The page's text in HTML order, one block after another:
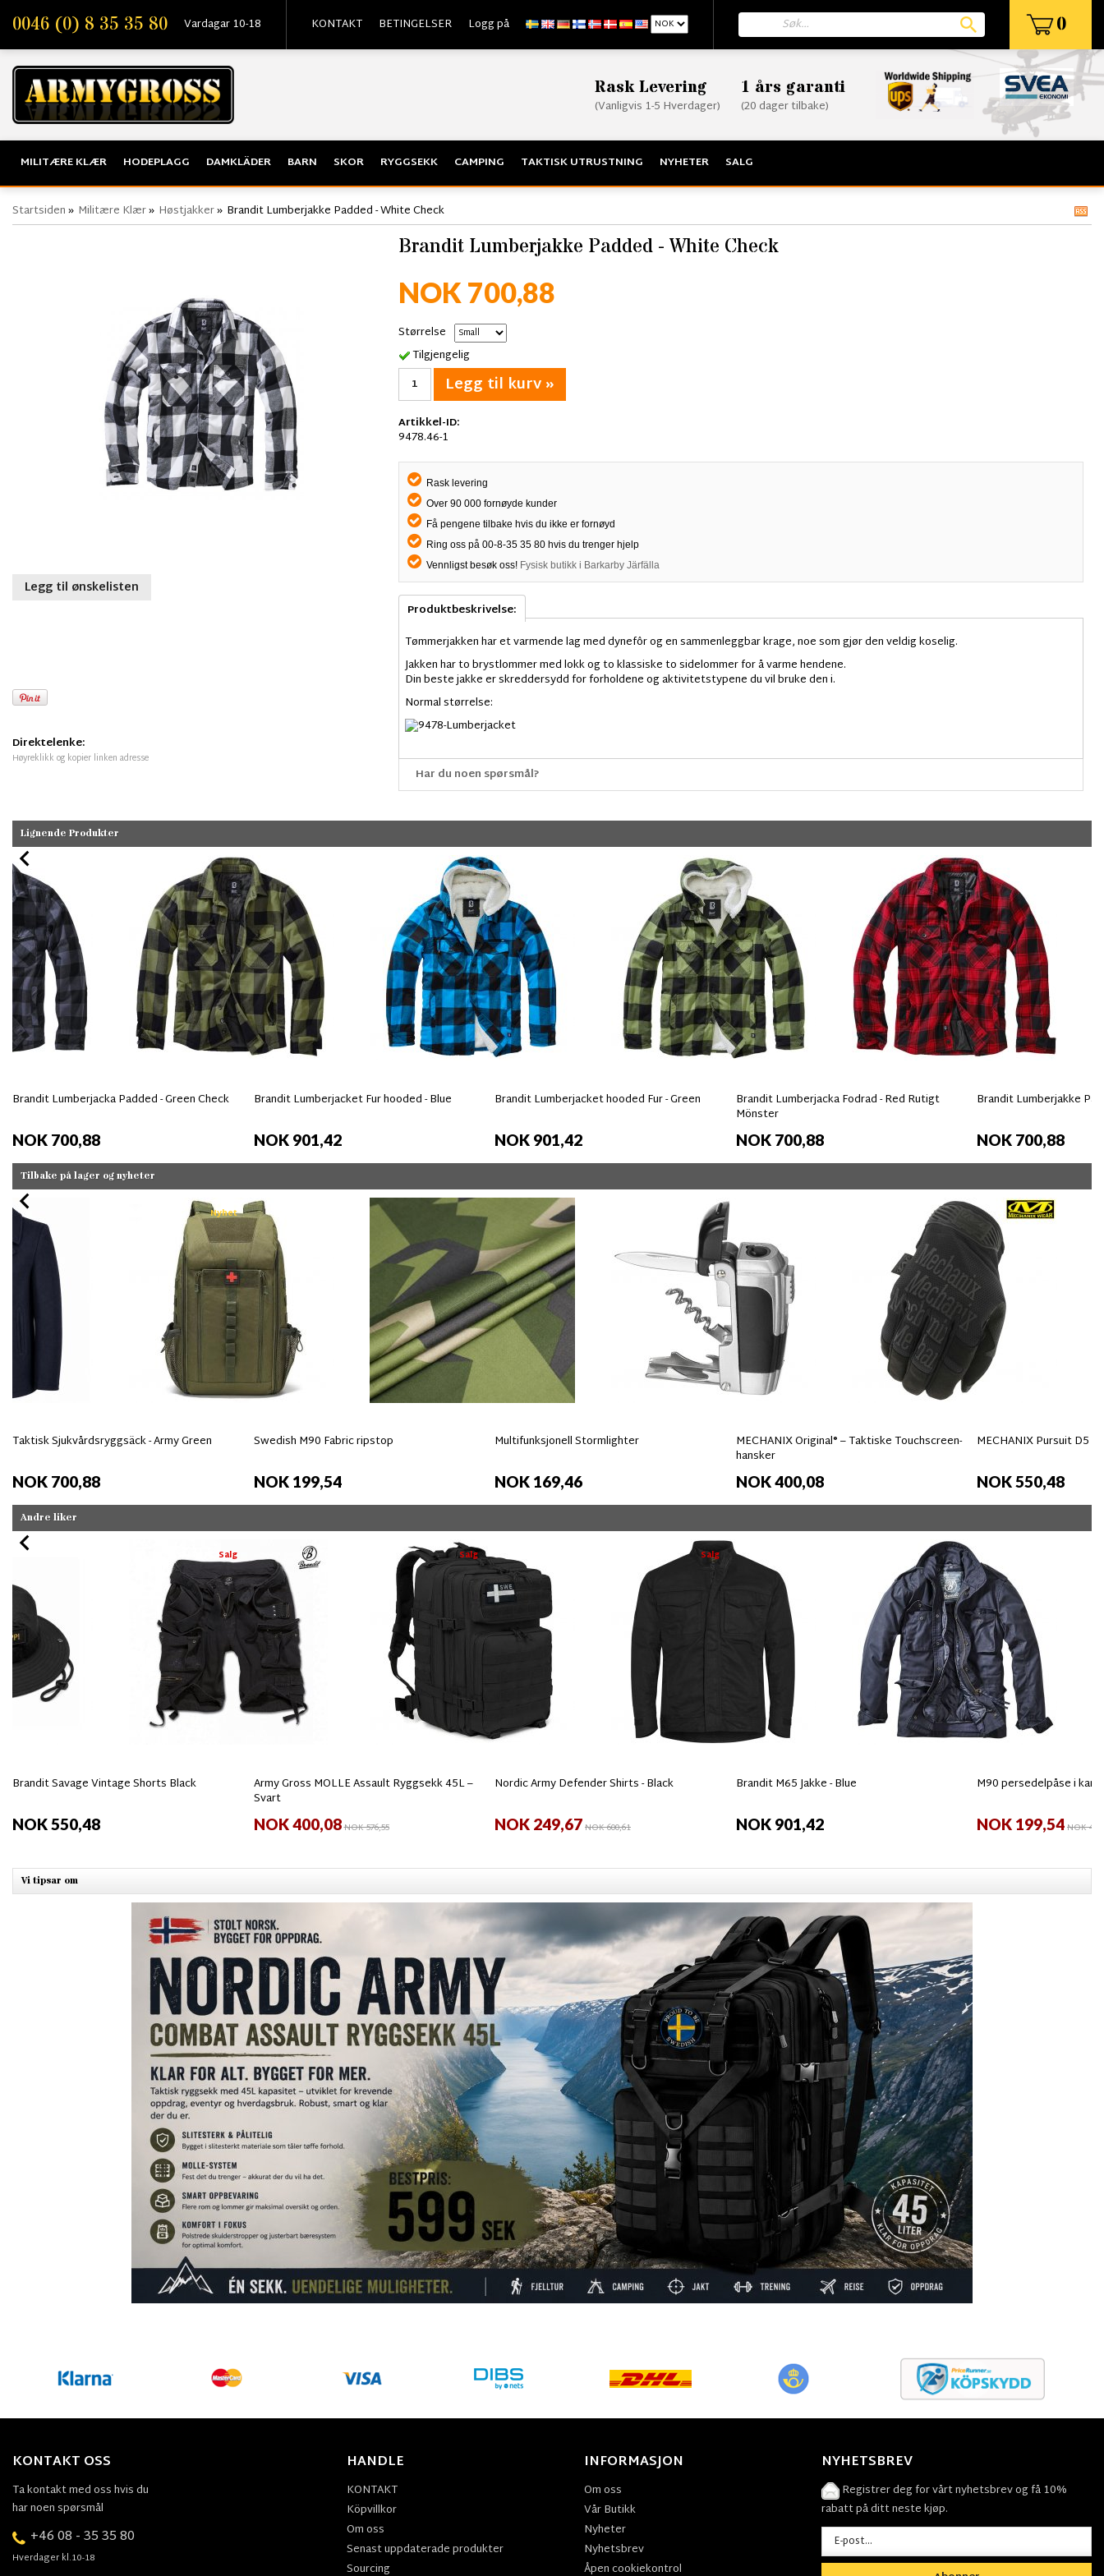
0046 (0) 8 35 35 80 Vardagar 10-18 KONTAKT BETINGELSER Logg på 0
Rask Levering
(Vanligvis 1-5 Hverdager)
1 års garanti
(20 dager tilbake)
MILITÆRE KLÆR HODEPLAGG DAMKLÄDER BARN SKOR RYGGSEKK CAMPING TAKTISK UTRUSTNING NYHETER SALG
Startsiden» Militære Klær» Høstjakker» Brandit Lumberjakke Padded - White Check
Legg til ønskelisten
Direktelenke:
Høyreklikk og kopier linken adresse
Brandit Lumberjakke Padded - White Check
NOK 700,88
Størrelse
Tilgjengelig
Legg til kurv »
Artikkel-ID:
9478.46-1
Rask levering
Over 90 000 fornøyde kunder
Få pengene tilbake hvis du ikke er fornøyd
Ring oss på 00-8-35 35 80 hvis du trenger hjelp
Vennligst besøk oss! Fysisk butikk i Barkarby Järfälla
Produktbeskrivelse:
Tømmerjakken har et varmende lag med dynefôr og en sammenleggbar krage, noe som gjør den veldig koselig.
Jakken har to brystlommer med lokk og to klassiske to sidelommer for å varme hendene.
Din beste jakke er skreddersydd for forholdene og aktivitetstypene du vil bruke den i.
Normal størrelse:
Har du noen spørsmål?
Lignende Produkter
Brandit Lumberjacka Padded - Green Check
NOK 700,88
Brandit Lumberjacket Fur hooded - Blue
NOK 901,42
Brandit Lumberjacket hooded Fur - Green
NOK 901,42
Brandit Lumberjacka Fodrad - Red Rutigt
Mönster
NOK 700,88
Brandit Lumberjakke
NOK 700,88
Tilbake på lager og nyheter
Nyhet
Taktisk Sjukvårdsryggsäck - Army Green
NOK 700,88
Swedish M90 Fabric ripstop
NOK 199,54
Multifunksjonell Stormlighter
NOK 169,46
MECHANIX Original® – Taktiske Touchscreen-
hansker
NOK 400,08
MECHANIX Pursuit D5
NOK 550,48
Andre liker
Salg
Brandit Savage Vintage Shorts Black
NOK 550,48
Salg
Army Gross MOLLE Assault Ryggsekk 45L –
Svart
NOK 400,08NOK 576,55
Salg
Nordic Army Defender Shirts - Black
NOK 249,67NOK 600,61
Brandit M65 Jakke - Blue
NOK 901,42
M90 persedelpåse i
NOK 199,54NOK
Vi tipsar om
KONTAKT OSS
Ta kontakt med oss hvis du
har noen spørsmål
+46 08 - 35 35 80
Hverdager kl.10-18
HANDLE
KONTAKT
Köpvillkor
Om oss
Senast uppdaterade produkter
Sourcing
INFORMASJON
Om oss
Vår Butikk
Nyheter
Nyhetsbrev
Åpen cookiekontrol
NYHETSBREV
Registrer deg for vårt nyhetsbrev og få 10%
rabatt på ditt neste kjøp.